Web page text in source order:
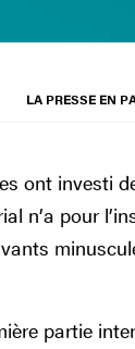
LA PRESSE EN
ont investi
n’a pour
partie